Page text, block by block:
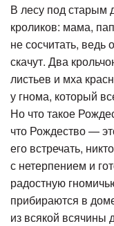
В лесу под старым
кроликов: мама,
не сосчитать, ведь
скачут. Два
листьев и мха
у гнома, который
Но что такое
что Рождество —
его встречать,
с нетерпением и
радостную
прибираются в
из всякой всячины